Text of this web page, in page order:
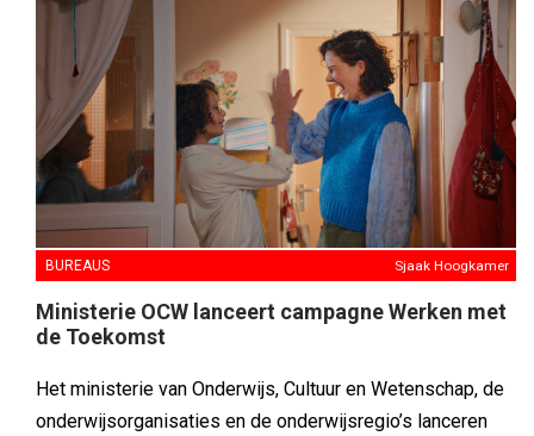
BUREAUS Sjaak Hoogkamer
Ministerie OCW lanceert campagne Werken met
de Toekomst
Het ministerie van Onderwijs, Cultuur en Wetenschap, de
onderwijsorganisaties en de onderwijsregio’s lanceren